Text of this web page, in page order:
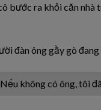
bước ra khỏi căn nhà
đàn ông gầy gò
không có ông, tôi